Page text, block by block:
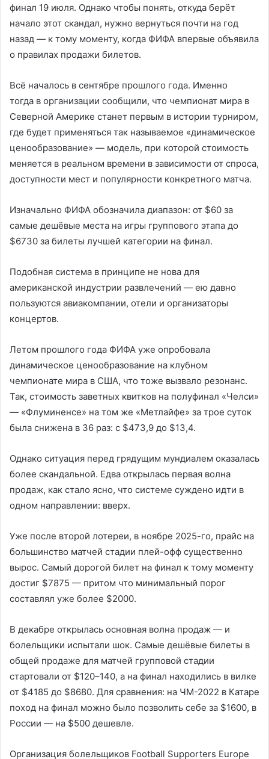
финал 19 июля. Однако чтобы понять, откуда берёт
начало этот скандал, нужно вернуться почти на год
назад — к тому моменту, когда ФИФА впервые объявила
о правилах продажи билетов.
Всё началось в сентябре прошлого года. Именно
тогда в организации сообщили, что чемпионат мира в
Северной Америке станет первым в истории турниром,
где будет применяться так называемое «динамическое
ценообразование» — модель, при которой стоимость
меняется в реальном времени в зависимости от спроса,
доступности мест и популярности конкретного матча.
Изначально ФИФА обозначила диапазон: от $60 за
самые дешёвые места на игры группового этапа до
$6730 за билеты лучшей категории на финал.
Подобная система в принципе не нова для
американской индустрии развлечений — ею давно
пользуются авиакомпании, отели и организаторы
концертов.
Летом прошлого года ФИФА уже опробовала
динамическое ценообразование на клубном
чемпионате мира в США, что тоже вызвало резонанс.
Так, стоимость заветных квитков на полуфинал «Челси»
— «Флуминенсе» на том же «Метлайфе» за трое суток
была снижена в 36 раз: с $473,9 до $13,4.
Однако ситуация перед грядущим мундиалем оказалась
более скандальной. Едва открылась первая волна
продаж, как стало ясно, что системе суждено идти в
одном направлении: вверх.
Уже после второй лотереи, в ноябре 2025-го, прайс на
большинство матчей стадии плей-офф существенно
вырос. Самый дорогой билет на финал к тому моменту
достиг $7875 — притом что минимальный порог
составлял уже более $2000.
В декабре открылась основная волна продаж — и
болельщики испытали шок. Самые дешёвые билеты в
общей продаже для матчей групповой стадии
стартовали от $120–140, а на финал находились в вилке
от $4185 до $8680. Для сравнения: на ЧМ-2022 в Катаре
поход на финал можно было позволить себе за $1600, в
России — на $500 дешевле.
Организация болельщиков Football Supporters Europe